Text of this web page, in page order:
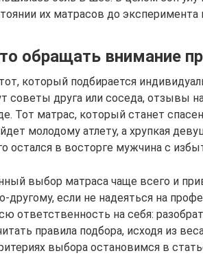
их матрасов до эксперимента
обращать внимание
который подбирается
советы друга или соседа, отзывы
Тот матрас, который станет
молодому атлету, а хрупкая
остался в восторге мужчина с
выбор матраса чаще всего и
если не надеяться на
ответственность на себя:
правила подбора, исходя из
выбора остановимся в